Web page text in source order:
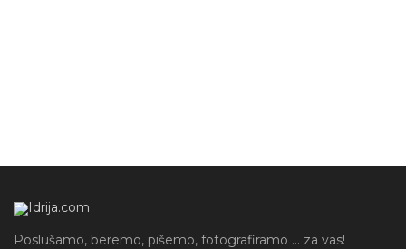
Poslušamo, beremo, pišemo, fotografiramo ... za vas!